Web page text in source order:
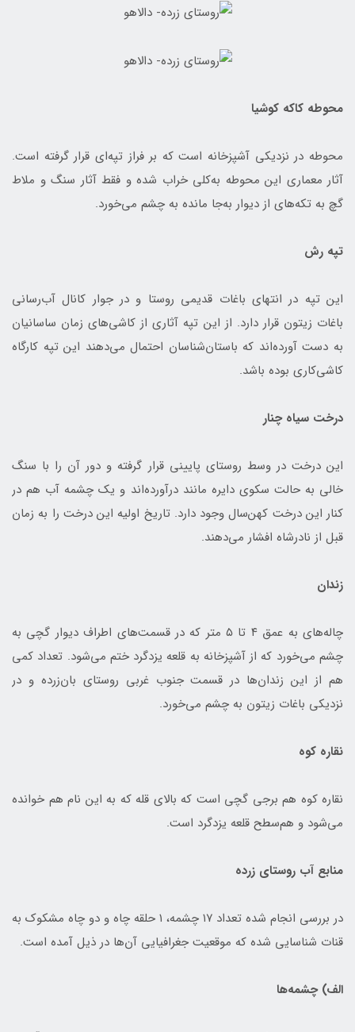
محوطه کاکه کوشیا
محوطه در نزدیکی آشپزخانه است که بر فراز تپه‌ای قرار گرفته است.
آثار معماری این محوطه به‌کلی خراب شده و فقط آثار سنگ و ملاط
گچ به تکه‌های از دیوار به‌جا مانده به چشم می‌خورد.
تپه رش
این تپه در انتهای باغات قدیمی روستا و در جوار کانال آب‌رسانی
باغات زیتون قرار دارد. از این تپه آثاری از کاشی‌های زمان ساسانیان
به دست آورده‌اند که باستان‌شناسان احتمال می‌دهند این تپه کارگاه
کاشی‌کاری بوده باشد.
درخت سیاه چنار
این درخت در وسط روستای پایینی قرار گرفته و دور آن را با سنگ
خالی به حالت سکوی دایره مانند درآورده‌اند و یک چشمه آب هم در
کنار این درخت کهن‌سال وجود دارد. تاریخ اولیه این درخت را به زمان
قبل از نادرشاه افشار می‌دهند.
زندان
چاله‌های به عمق ۴ تا ۵ متر که در قسمت‌های اطراف دیوار گچی به
چشم می‌خورد که از آشپزخانه به قلعه یزدگرد ختم می‌شود. تعداد کمی
هم از این زندان‌ها در قسمت جنوب غربی روستای بان‌زرده و در
نزدیکی باغات زیتون به چشم می‌خورد.
نقاره کوه
نقاره کوه هم برجی گچی است که بالای قله که به این نام هم خوانده
می‌شود و هم‌سطح قلعه یزدگرد است.
منابع آب روستای زرده
در بررسی انجام شده تعداد ۱۷ چشمه، ۱ حلقه چاه و دو چاه مشکوک به
قنات شناسایی شده که موقعیت جغرافیایی آن‌ها در ذیل آمده است.
الف) چشمه‌ها